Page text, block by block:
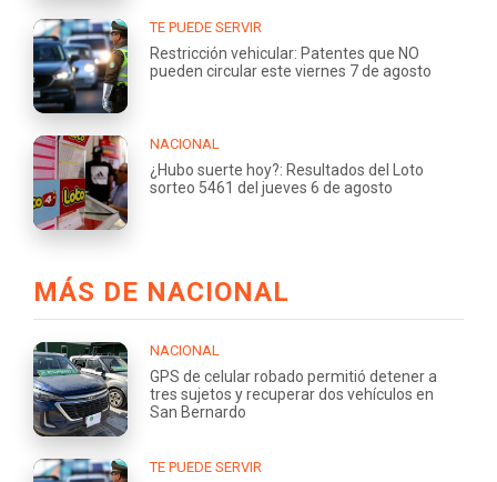
TE PUEDE SERVIR
Restricción vehicular: Patentes que NO
pueden circular este viernes 7 de agosto
NACIONAL
¿Hubo suerte hoy?: Resultados del Loto
sorteo 5461 del jueves 6 de agosto
MÁS DE NACIONAL
NACIONAL
GPS de celular robado permitió detener a
tres sujetos y recuperar dos vehículos en
San Bernardo
TE PUEDE SERVIR